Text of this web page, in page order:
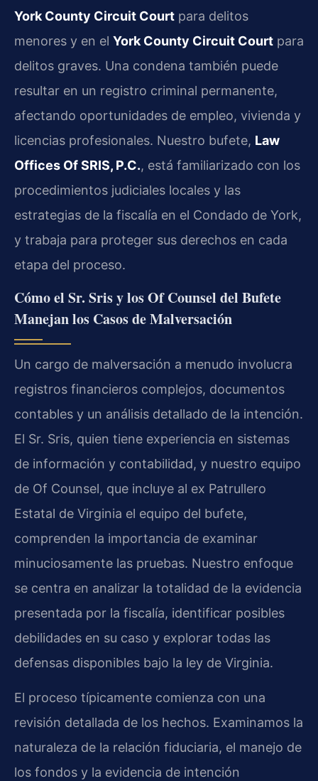
York County Circuit Court para delitos
menores y en el York County Circuit Court para
delitos graves. Una condena también puede
resultar en un registro criminal permanente,
afectando oportunidades de empleo, vivienda y
licencias profesionales. Nuestro bufete, Law
Offices Of SRIS, P.C., está familiarizado con los
procedimientos judiciales locales y las
estrategias de la fiscalía en el Condado de York,
y trabaja para proteger sus derechos en cada
etapa del proceso.
Cómo el Sr. Sris y los Of Counsel del Bufete
Manejan los Casos de Malversación
Un cargo de malversación a menudo involucra
registros financieros complejos, documentos
contables y un análisis detallado de la intención.
El Sr. Sris, quien tiene experiencia en sistemas
de información y contabilidad, y nuestro equipo
de Of Counsel, que incluye al ex Patrullero
Estatal de Virginia el equipo del bufete,
comprenden la importancia de examinar
minuciosamente las pruebas. Nuestro enfoque
se centra en analizar la totalidad de la evidencia
presentada por la fiscalía, identificar posibles
debilidades en su caso y explorar todas las
defensas disponibles bajo la ley de Virginia.
El proceso típicamente comienza con una
revisión detallada de los hechos. Examinamos la
naturaleza de la relación fiduciaria, el manejo de
los fondos y la evidencia de intención